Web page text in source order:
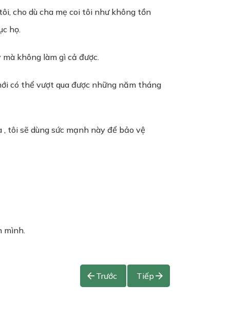
cho dù cha mẹ coi tôi như không tồn
họ.
không làm gì cả được.
có thể vượt qua được những năm tháng
tôi sẽ dùng sức mạnh này để bảo vệ
mình.
Trước Tiếp